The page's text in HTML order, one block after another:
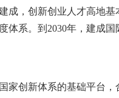
成，创新创业人才高地
体系。到2030年，建成
家创新体系的基础平台